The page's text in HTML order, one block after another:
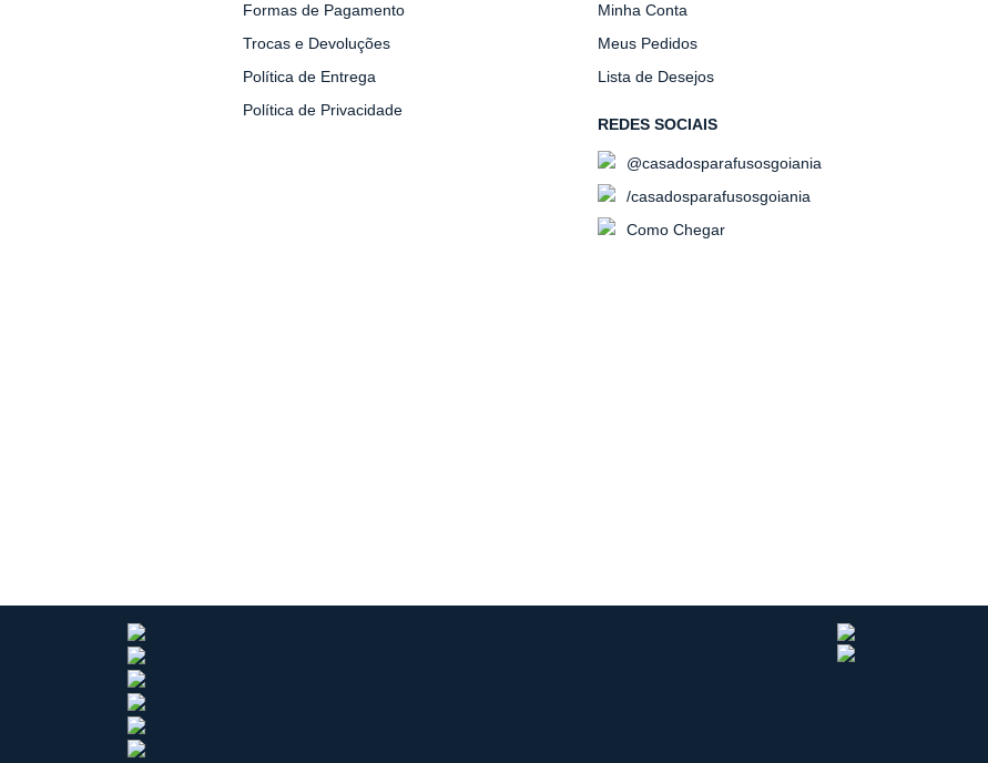
Formas de Pagamento
Trocas e Devoluções
Política de Entrega
Política de Privacidade
Minha Conta
Meus Pedidos
Lista de Desejos
REDES SOCIAIS
@casadosparafusosgoiania
/casadosparafusosgoiania
Como Chegar